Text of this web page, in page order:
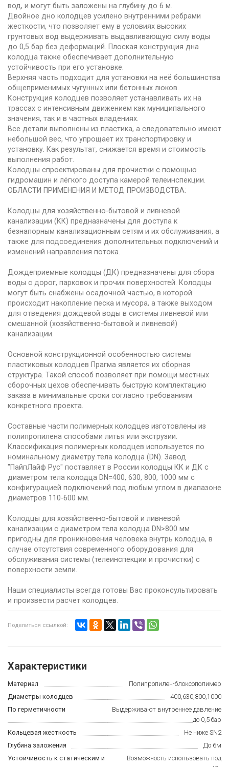
вод, и могут быть заложены на глубину до 6 м.
Двойное дно колодцев усилено внутренними ребрами
жесткости, что позволяет ему в условиях высоких
грунтовых вод выдерживать выдавливающую силу воды
до 0,5 бар без деформаций. Плоская конструкция дна
колодца также обеспечивает дополнительную
устойчивость при его установке.
Верхняя часть подходит для установки на неё большинства
общеприменимых чугунных или бетонных люков.
Конструкция колодцев позволяет устанавливать их на
трассах с интенсивным движением как муниципального
значения, так и в частных владениях.
Все детали выполнены из пластика, а следовательно имеют
небольшой вес, что упрощает их транспортировку и
установку. Как результат, снижается время и стоимость
выполнения работ.
Колодцы спроектированы для прочистки с помощью
гидромашин и лёгкого доступа камерой телеинспекции.
ОБЛАСТИ ПРИМЕНЕНИЯ И МЕТОД ПРОИЗВОДСТВА:
Колодцы для хозяйственно-бытовой и ливневой
канализации (КК) предназначены для доступа к
безнапорным канализационным сетям и их обслуживания, а
также для подсоединения дополнительных подключений и
изменений направления потока.
Дождеприемные колодцы (ДК) предназначены для сбора
воды с дорог, парковок и прочих поверхностей. Колодцы
могут быть снабжены осадочной частью, в которой
происходит накопление песка и мусора, а также выходом
для отведения дождевой воды в системы ливневой или
смешанной (хозяйственно-бытовой и ливневой)
канализации.
Основной конструкционной особенностью системы
пластиковых колодцев Прагма является их сборная
структура. Такой способ позволяет при помощи местных
сборочных цехов обеспечивать быструю комплектацию
заказа в минимальные сроки согласно требованиям
конкретного проекта.
Составные части полимерных колодцев изготовлены из
полипропилена способами литья или экструзии.
Классификация полимерных колодцев используется по
номинальному диаметру тела колодца (DN). Завод
"ПайпЛайф Рус" поставляет в России колодцы КК и ДК с
диаметром тела колодца DN=400, 630, 800, 1000 мм с
конфигурацией подключений под любым углом в диапазоне
диаметров 110-600 мм.
Колодцы для хозяйственно-бытовой и ливневой
канализации с диаметром тела колодца DN>800 мм
пригодны для проникновения человека внутрь колодца, в
случае отсутствия современного оборудования для
обслуживания системы (телеинспекции и прочистки) с
поверхности земли.
Наши специалисты всегда готовы Вас проконсультировать
и произвести расчет колодцев.
Поделиться ссылкой:
Характеристики
Материал
Полипропилен-блоксополимер
Диаметры колодцев
400,630,800,1000
По герметичности
Выдерживают внутреннее давление
до 0,5 бар
Кольцевая жесткость
Не ниже SN2
Глубина заложения
До 6м
Устойчивость к статическим и
Возможность использовать под